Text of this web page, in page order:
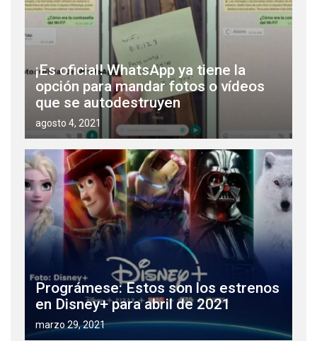
¡Es oficial! WhatsApp ya tiene la
opción para mandar fotos o vídeos
que se autodestruyen
agosto 4, 2021
Prográmese: Estos son los estrenos
en Disney+ para abril de 2021
marzo 29, 2021